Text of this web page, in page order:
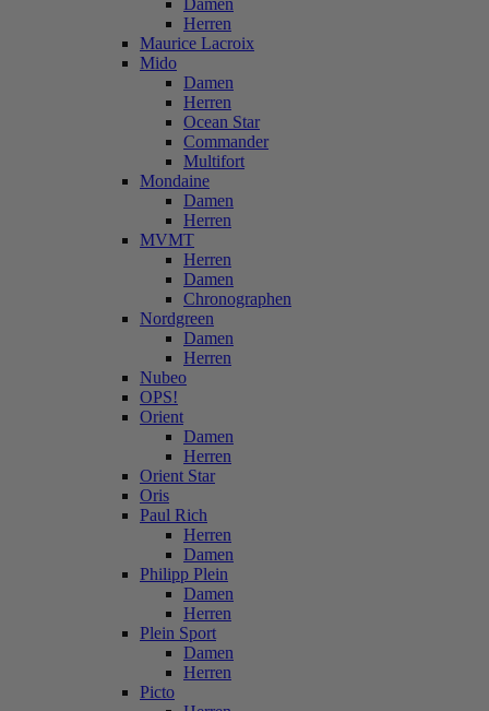
Damen
Herren
Maurice Lacroix
Mido
Damen
Herren
Ocean Star
Commander
Multifort
Mondaine
Damen
Herren
MVMT
Herren
Damen
Chronographen
Nordgreen
Damen
Herren
Nubeo
OPS!
Orient
Damen
Herren
Orient Star
Oris
Paul Rich
Herren
Damen
Philipp Plein
Damen
Herren
Plein Sport
Damen
Herren
Picto